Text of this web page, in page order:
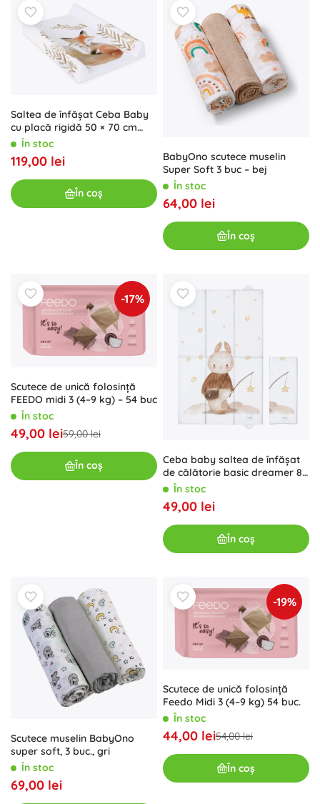
Saltea de înfășat Ceba Baby
cu placă rigidă 50 × 70 cm
Basic Clever Otter
În stoc
119,00 lei
În coș
BabyOno scutece muselin
Super Soft 3 buc – bej
În stoc
64,00 lei
În coș
-17%
Scutece de unică folosință
FEEDO midi 3 (4–9 kg) – 54 buc
În stoc
49,00 lei59,00 lei
În coș
Ceba baby saltea de înfășat
de călătorie basic dreamer 80
× 50 cm
În stoc
49,00 lei
În coș
Scutece muselin BabyOno
super soft, 3 buc., gri
În stoc
69,00 lei
-19%
Scutece de unică folosință
Feedo Midi 3 (4–9 kg) 54 buc.
În stoc
44,00 lei54,00 lei
În coș